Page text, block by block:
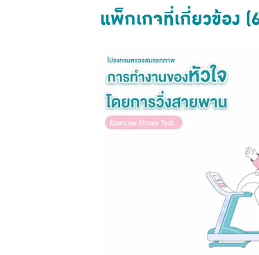
แพ็กเกจที่เกี่ยวข้อง